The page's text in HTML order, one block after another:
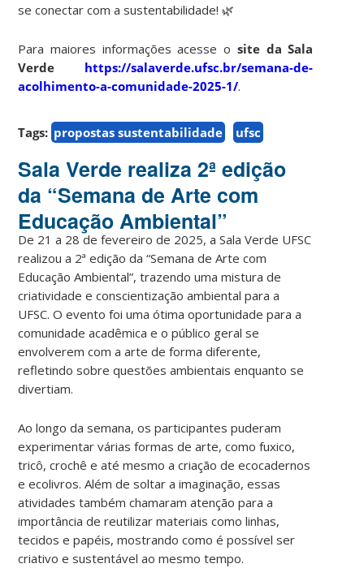
se conectar com a sustentabilidade! 🌿
Para maiores informações acesse o site da Sala
Verde
https://salaverde.ufsc.br/semana-de-
acolhimento-a-comunidade-2025-1/.
Tags: propostas sustentabilidade ufsc
Sala Verde realiza 2ª edição
da “Semana de Arte com
Educação Ambiental”
De 21 a 28 de fevereiro de 2025, a Sala Verde UFSC
realizou a 2ª edição da “Semana de Arte com
Educação Ambiental”, trazendo uma mistura de
criatividade e conscientização ambiental para a
UFSC. O evento foi uma ótima oportunidade para a
comunidade acadêmica e o público geral se
envolverem com a arte de forma diferente,
refletindo sobre questões ambientais enquanto se
divertiam.
Ao longo da semana, os participantes puderam
experimentar várias formas de arte, como fuxico,
tricô, crochê e até mesmo a criação de ecocadernos
e ecolivros. Além de soltar a imaginação, essas
atividades também chamaram atenção para a
importância de reutilizar materiais como linhas,
tecidos e papéis, mostrando como é possível ser
criativo e sustentável ao mesmo tempo.